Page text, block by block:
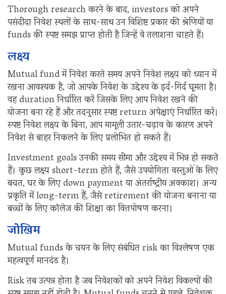
Thorough research करने के बाद, investors को अपने
पसंदीदा निवेश स्थलों के साथ-साथ उन विशिष्ट प्रकार की श्रेणियों या
funds की स्पष्ट समझ प्राप्त होती है जिन्हें वे तलाशना चाहते हैं।
लक्ष्य
Mutual fund में निवेश करते समय अपने निवेश लक्ष्य को ध्यान में
रखना आवश्यक है, जो आपके निवेश के उद्देश्य के इर्द-गिर्द घूमता है।
वह duration निर्धारित करें जिसके लिए आप निवेश रखने की
योजना बना रहे हैं और तदनुसार स्पष्ट return अपेक्षाएं निर्धारित करें।
स्पष्ट निवेश लक्ष्य के बिना, आप मामूली उतार-चढ़ाव के कारण अपने
निवेश से बाहर निकलने के लिए प्रलोभित हो सकते हैं।
Investment goals उनकी समय सीमा और उद्देश्य में भिन्न हो सकते
हैं। कुछ लक्ष्य short-term होते हैं, जैसे उपयोगिता वस्तुओं के लिए
बचत, घर के लिए down payment या अंतर्राष्ट्रीय अवकाश। अन्य
प्रकृति में long-term हैं, जैसे retirement की योजना बनाना या
बच्चों के लिए कॉलेज की शिक्षा का वित्तपोषण करना।
जोखिम
Mutual funds के चयन के लिए संबंधित risk का विश्लेषण एक
महत्वपूर्ण मानदंड है।
Risk तब उत्पन्न होता है जब निवेशकों को अपने निवेश विकल्पों की